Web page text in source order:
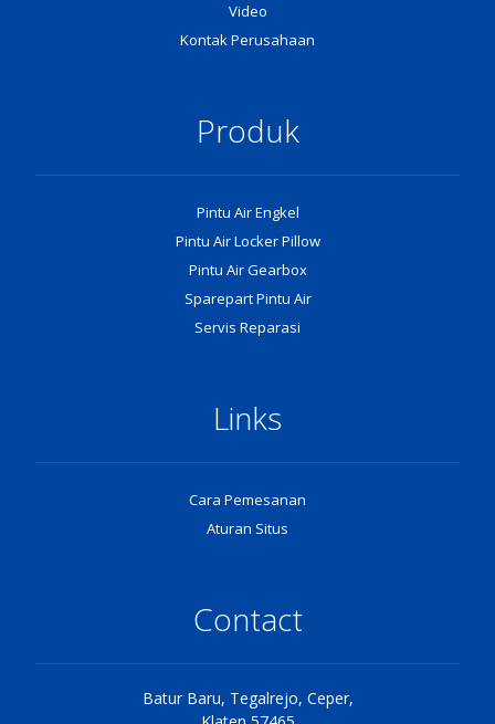
Video
Kontak Perusahaan
Produk
Pintu Air Engkel
Pintu Air Locker Pillow
Pintu Air Gearbox
Sparepart Pintu Air
Servis Reparasi
Links
Cara Pemesanan
Aturan Situs
Contact
Batur Baru, Tegalrejo, Ceper,